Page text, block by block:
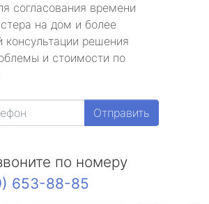
согласования времени
на дом и более
консультации решения
и стоимости по
Отправить
по номеру
653-88-85